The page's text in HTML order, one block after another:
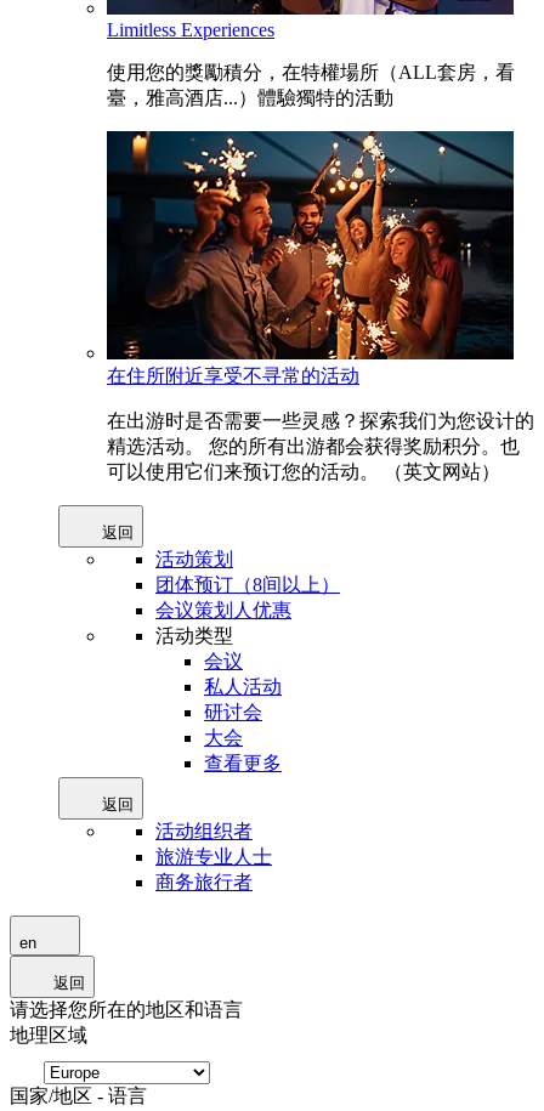
Limitless Experiences
使用您的獎勵積分，在特權場所（ALL套房，看
臺，雅高酒店...）體驗獨特的活動
在住所附近享受不寻常的活动
在出游时是否需要一些灵感？探索我们为您设计的
精选活动。 您的所有出游都会获得奖励积分。也
可以使用它们来预订您的活动。 （英文网站）
返回
活动策划
团体预订（8间以上）
会议策划人优惠
活动类型
会议
私人活动
研讨会
大会
查看更多
返回
活动组织者
旅游专业人士
商务旅行者
en
返回
请选择您所在的地区和语言
地理区域
国家/地区 - 语言